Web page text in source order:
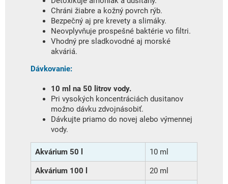
Chráni žiabre a kožný povrch rýb.
Bezpečný aj pre krevety a slimáky.
Neovplyvňuje prospešné baktérie vo filtri.
Vhodný pre sladkovodné aj morské
akváriá.
Dávkovanie:
10 ml na 50 litrov vody.
Pri vysokých koncentráciách dusitanov
možno dávku zdvojnásobiť.
Dávkujte priamo do novej alebo výmennej
vody.
Akvárium 50 l 10 ml
Akvárium 100 l 20 ml